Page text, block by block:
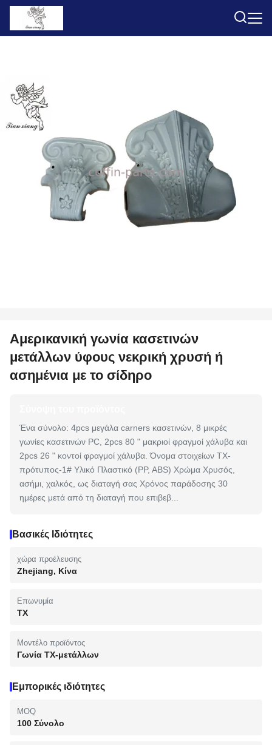
Αμερικανική γωνία κασετινών
μετάλλων ύφους νεκρική χρυσή ή
ασημένια με το σίδηρο
Ένα σύνολο: 4pcs μεγάλα carners κασετινών, 8 μικρές
γωνίες κασετινών PC, 2pcs 80 " μακριοί φραγμοί χάλυβα και
2pcs 26 " κοντοί φραγμοί χάλυβα. Όνομα στοιχείων TX-
πρότυπος-1# Υλικό Πλαστικό (PP, ABS) Χρώμα Χρυσός,
ασήμι, χαλκός, ως διαταγή σας Χρόνος παράδοσης 30
ημέρες μετά από τη διαταγή που επιβεβ...
Βασικές Ιδιότητες
χώρα προέλευσης
Zhejiang, Κίνα
Επωνυμία
TX
Μοντέλο προϊόντος
Γωνία TX-μετάλλων
Εμπορικές ιδιότητες
MOQ
100 Σύνολο